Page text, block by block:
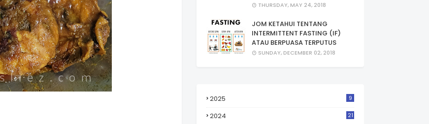
THURSDAY, MAY 24, 2018
JOM KETAHUI TENTANG
INTERMITTENT FASTING (IF)
ATAU BERPUASA TERPUTUS
SUNDAY, DECEMBER 02, 2018
2025 9
2024 21